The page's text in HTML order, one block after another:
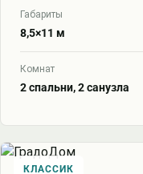
Габариты
8,5×11 м
Комнат
2 спальни, 2 санузла
КЛАССИК